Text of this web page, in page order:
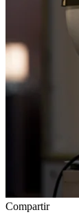
Compartir